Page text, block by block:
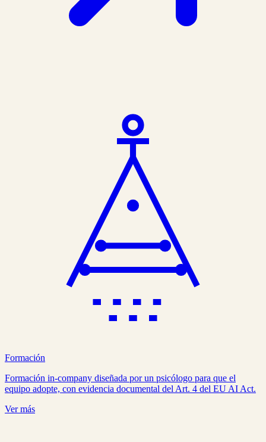
Formación
Formación in-company diseñada por un psicólogo para que el
equipo adopte, con evidencia documental del Art. 4 del EU AI Act.
Ver más